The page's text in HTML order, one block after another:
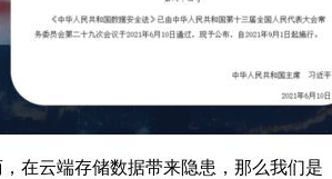
云端存储数据带来隐患，那么我们是